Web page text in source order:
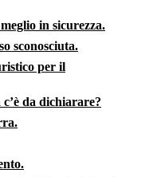
in sicurezza.
sconosciuta.
per il
da dichiarare?